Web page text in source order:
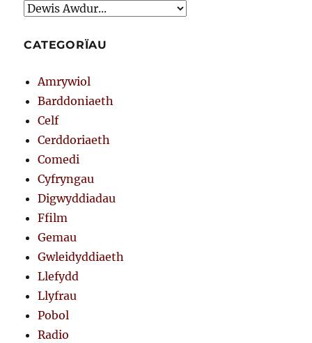
CATEGORÏAU
Amrywiol
Barddoniaeth
Celf
Cerddoriaeth
Comedi
Cyfryngau
Digwyddiadau
Ffilm
Gemau
Gwleidyddiaeth
Llefydd
Llyfrau
Pobol
Radio